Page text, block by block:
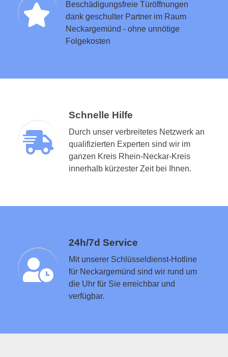
Beschädigungsfreie Türöffnungen
dank geschulter Partner im Raum
Neckargemünd - ohne unnötige
Folgekosten
Schnelle Hilfe
Durch unser verbreitetes Netzwerk an
qualifizierten Experten sind wir im
ganzen Kreis Rhein-Neckar-Kreis
innerhalb kürzester Zeit bei Ihnen.
24h/7d Service
Mit unserer Schlüsseldienst-Hotline
für Neckargemünd sind wir rund um
die Uhr für Sie erreichbar und
verfügbar.
Schlüsseldienst in der Nähe vermitteln